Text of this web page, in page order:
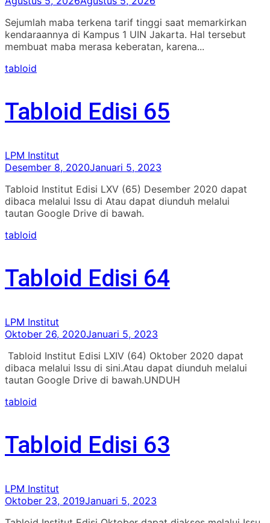
Sejumlah maba terkena tarif tinggi saat memarkirkan
kendaraannya di Kampus 1 UIN Jakarta. Hal tersebut
membuat maba merasa keberatan, karena...
tabloid
Tabloid Edisi 65
LPM Institut
Desember 8, 2020Januari 5, 2023
Tabloid Institut Edisi LXV (65) Desember 2020 dapat
dibaca melalui Issu di Atau dapat diunduh melalui
tautan Google Drive di bawah.
tabloid
Tabloid Edisi 64
LPM Institut
Oktober 26, 2020Januari 5, 2023
Tabloid Institut Edisi LXIV (64) Oktober 2020 dapat
dibaca melalui Issu di sini.Atau dapat diunduh melalui
tautan Google Drive di bawah.UNDUH
tabloid
Tabloid Edisi 63
LPM Institut
Oktober 23, 2019Januari 5, 2023